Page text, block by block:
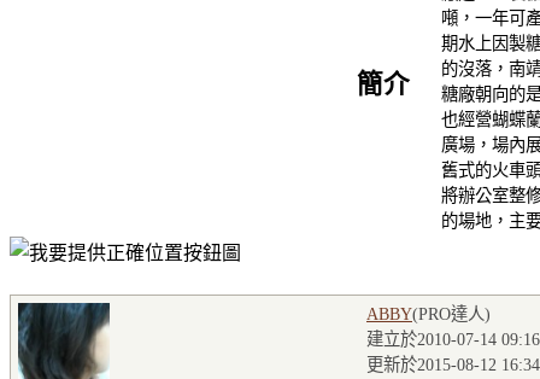
簡介
噸，一年可
期水上因製
的沒落，南
糖廠朝向的
也經營蝴蝶
廣場，場內
舊式的火車
將辦公室整
的場地，主
ABBY(PRO達人)
建立於2010-07-14
更新於2015-08-12